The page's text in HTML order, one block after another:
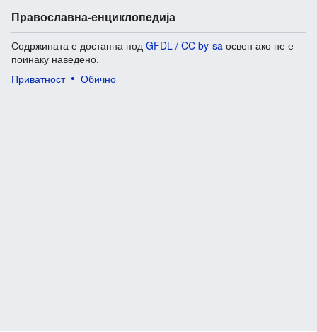
Православна-енциклопедија
Содржината е достапна под GFDL / CC by-sa освен ако не е
поинаку наведено.
Приватност
Обично